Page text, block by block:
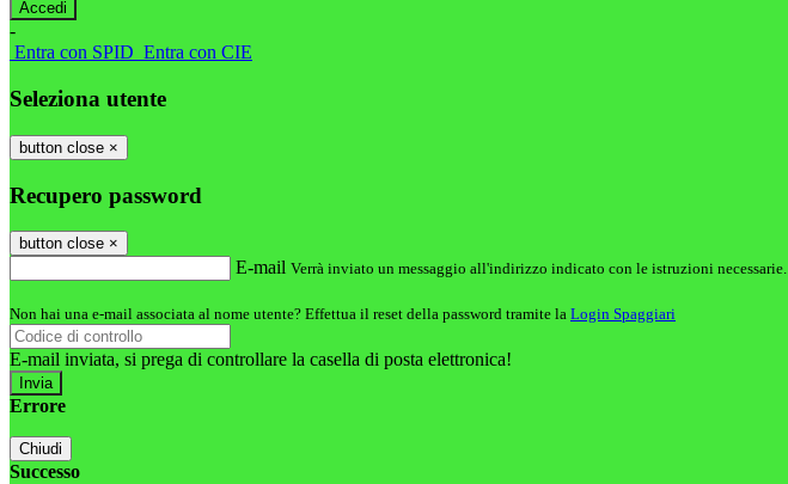
-
Entra con SPID Entra con CIE
Seleziona utente
button close ×
Recupero password
button close ×
E-mail Verrà inviato un messaggio all'indirizzo indicato con le istruzioni necessarie.
Non hai una e-mail associata al nome utente? Effettua il reset della password tramite la Login Spaggiari
E-mail inviata, si prega di controllare la casella di posta elettronica!
Errore
Chiudi
Successo